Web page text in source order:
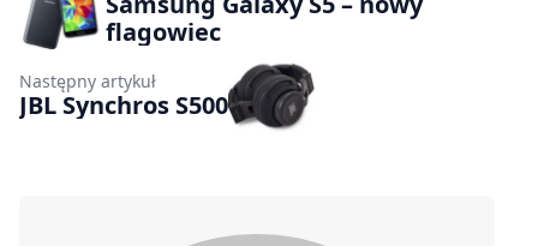
flagowiec
Następny artykuł
JBL Synchros S500